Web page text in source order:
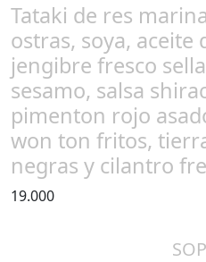
Tataki de res
ostras, soya, aceite
jengibre fresco
sesamo, salsa
pimenton rojo
won ton fritos,
negras y cilantro
19.000